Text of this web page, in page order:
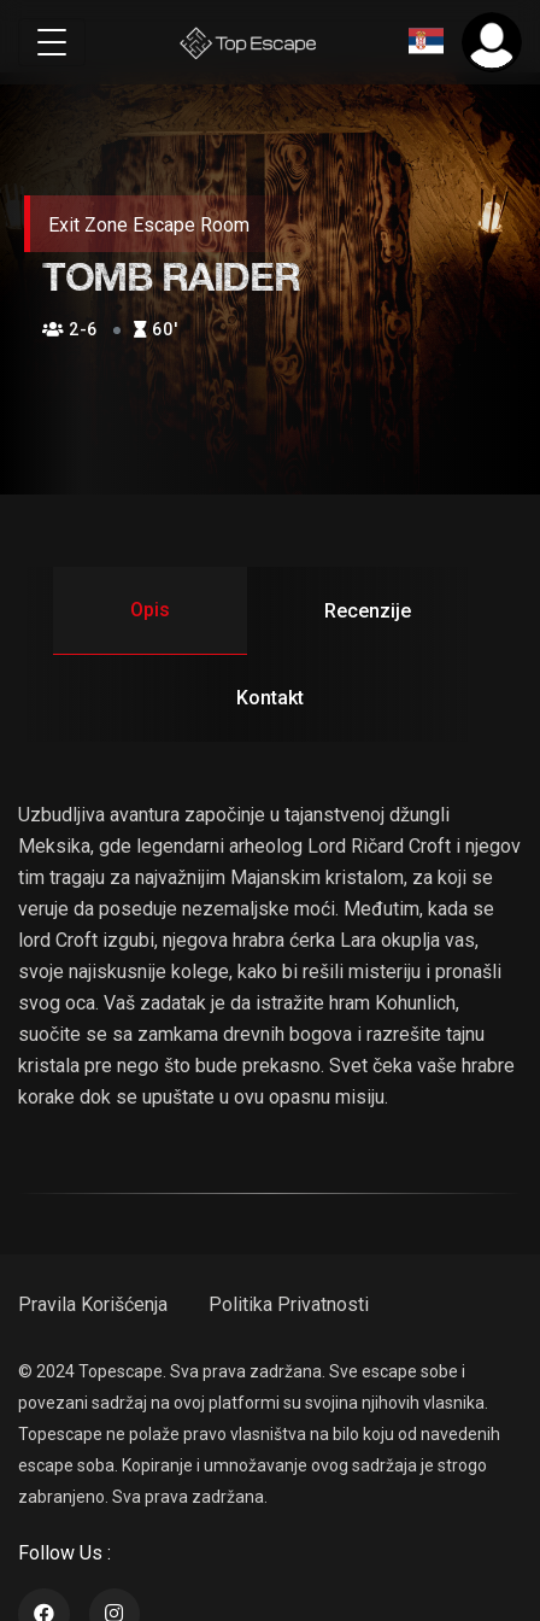
Exit Zone Escape Room
TOMB RAIDER
2-6 60′
Opis Recenzije
Kontakt
Uzbudljiva avantura započinje u tajanstvenoj džungli
Meksika, gde legendarni arheolog Lord Ričard Croft i njegov
tim tragaju za najvažnijim Majanskim kristalom, za koji se
veruje da poseduje nezemaljske moći. Međutim, kada se
lord Croft izgubi, njegova hrabra ćerka Lara okuplja vas,
svoje najiskusnije kolege, kako bi rešili misteriju i pronašli
svog oca. Vaš zadatak je da istražite hram Kohunlich,
suočite se sa zamkama drevnih bogova i razrešite tajnu
kristala pre nego što bude prekasno. Svet čeka vaše hrabre
korake dok se upuštate u ovu opasnu misiju.
Pravila Korišćenja Politika Privatnosti
© 2024 Topescape. Sva prava zadržana. Sve escape sobe i
povezani sadržaj na ovoj platformi su svojina njihovih vlasnika.
Topescape ne polaže pravo vlasništva na bilo koju od navedenih
escape soba. Kopiranje i umnožavanje ovog sadržaja je strogo
zabranjeno. Sva prava zadržana.
Follow Us :